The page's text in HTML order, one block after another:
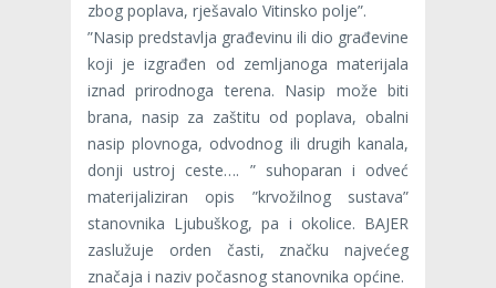
zbog poplava, rješavalo Vitinsko polje”.
”Nasip predstavlja građevinu ili dio građevine
koji je izgrađen od zemljanoga materijala
iznad prirodnoga terena. Nasip može biti
brana, nasip za zaštitu od poplava, obalni
nasip plovnoga, odvodnog ili drugih kanala,
donji ustroj ceste…. ” suhoparan i odveć
materijaliziran opis ”krvožilnog sustava”
stanovnika Ljubuškog, pa i okolice. BAJER
zaslužuje orden časti, značku najvećeg
značaja i naziv počasnog stanovnika općine.